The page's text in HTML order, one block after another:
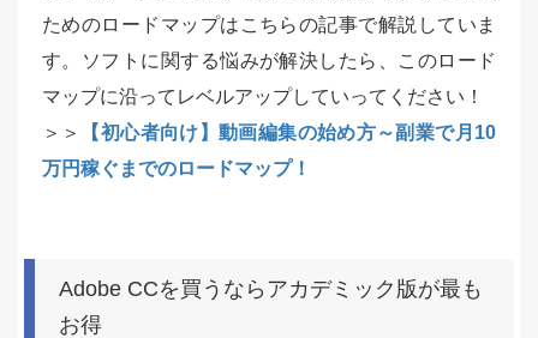
ためのロードマップはこちらの記事で解説していま
す。ソフトに関する悩みが解決したら、このロード
マップに沿ってレベルアップしていってください！
＞＞
【初心者向け】動画編集の始め方～副業で月10
万円稼ぐまでのロードマップ！
Adobe CCを買うならアカデミック版が最も
お得